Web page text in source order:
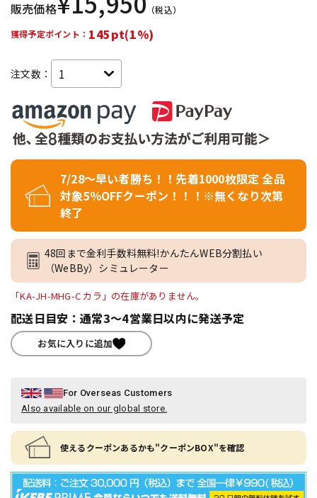
販売価格
（税込）
獲得予定ポイント： 145pt(1%)
注文数：
7/28～早い者勝ち！！先着1000枚限定 全品
対象5％OFFクーポン！！！※無くなり次第
終了
48回まで金利手数料無料!かんたんWEB分割払い
（WeBBy）シミュレーター
「KA-JH-MHG-C カラ」の在庫がありません。
配送日目安：通常3～4営業日以内に発送予定
お気に入りに追加
For Overseas Customers
Also available on our global store.
使えるクーポンあるかも"クーポンBOX"を確認